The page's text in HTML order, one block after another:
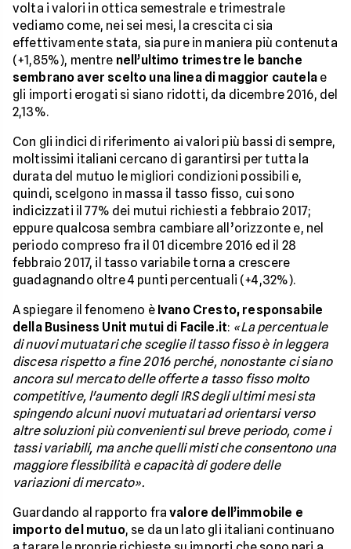
volta i valori in ottica semestrale e trimestrale
vediamo come, nei sei mesi, la crescita ci sia
effettivamente stata, sia pure in maniera più contenuta
(+1,85%), mentre nell’ultimo trimestre le banche
sembrano aver scelto una linea di maggior cautelae
gli importi erogati si siano ridotti, da dicembre 2016, del
2,13%.
Con gli indici di riferimento ai valori più bassi di sempre,
moltissimi italiani cercano di garantirsi per tutta la
durata del mutuo le migliori condizioni possibili e,
quindi, scelgono in massa il tasso fisso, cui sono
indicizzati il 77% dei mutui richiesti a febbraio 2017;
eppure qualcosa sembra cambiare all’orizzonte e, nel
periodo compreso fra il 01 dicembre 2016 ed il 28
febbraio 2017, il tasso variabile torna a crescere
guadagnando oltre 4 punti percentuali (+4,32%).
A spiegare il fenomeno è Ivano Cresto, responsabile
della Business Unit mutui di Facile.it: «La percentuale
di nuovi mutuatari che sceglie il tasso fisso è in leggera
discesa rispetto a fine 2016 perché, nonostante ci siano
ancora sul mercato delle offerte a tasso fisso molto
competitive, l'aumento degli IRS degli ultimi mesi sta
spingendo alcuni nuovi mutuatari ad orientarsi verso
altre soluzioni più convenienti sul breve periodo, come i
tassi variabili, ma anche quelli misti che consentono una
maggiore flessibilità e capacità di godere delle
variazioni di mercato».
Guardando al rapporto fravalore dell’immobile e
importo del mutuo, se da un lato gli italiani continuano